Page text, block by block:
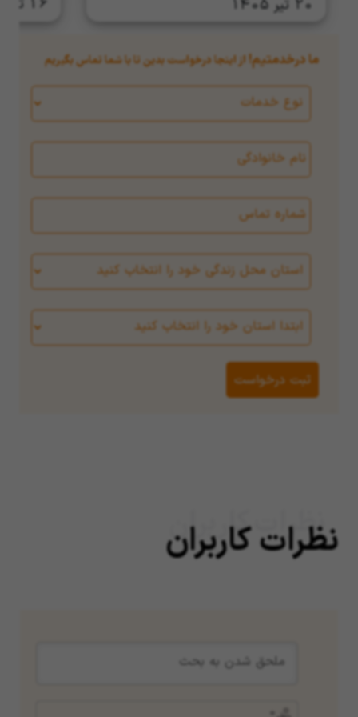
20 تیر 1405 16 تیر 1405
ما درخدمتیم!از اینجا درخواست بدین تا با شما تماس بگیریم
نظرات کاربران
نظرات کاربران